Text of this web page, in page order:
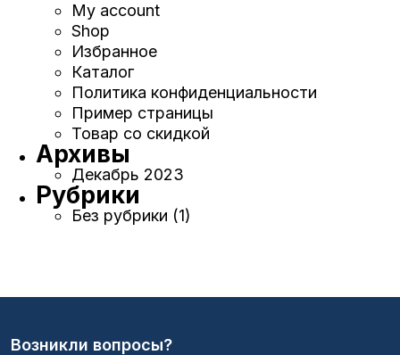
My account
Shop
Избранное
Каталог
Политика конфиденциальности
Пример страницы
Товар со скидкой
Архивы
Декабрь 2023
Рубрики
Без рубрики (1)
Возникли вопросы?